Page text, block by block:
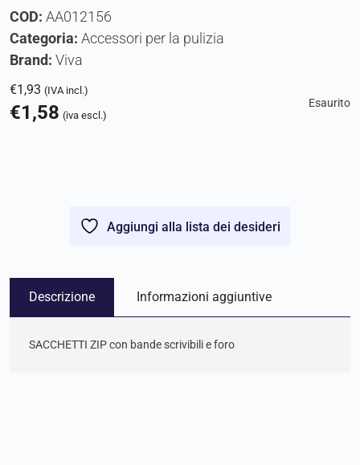
COD: AA012156
Categoria: Accessori per la pulizia
Brand: Viva
€1,93 (IVA incl.)
€1,58 (iva escl.)
Esaurito
Aggiungi alla lista dei desideri
Descrizione Informazioni aggiuntive
SACCHETTI ZIP con bande scrivibili e foro